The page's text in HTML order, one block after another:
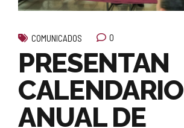
COMUNICADOS 0
PRESENTAN
CALENDARIO
ANUAL DE